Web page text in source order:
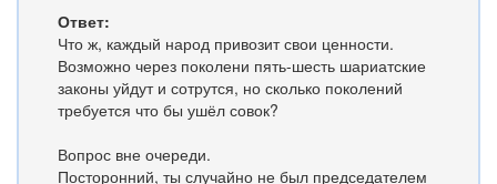
Ответ:
Что ж, каждый народ привозит свои ценности.
Возможно через поколени пять-шесть шариатские
законы уйдут и сотрутся, но сколько поколений
требуется что бы ушёл совок?
Вопрос вне очереди.
Посторонний, ты случайно не был председателем